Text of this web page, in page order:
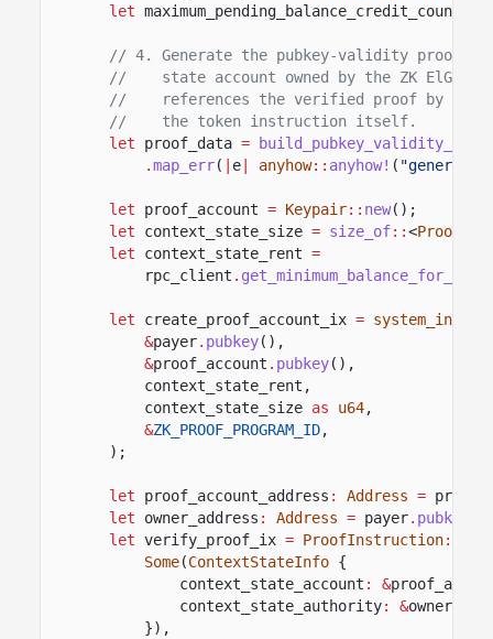
let maximum_pending_balance_credit_counter
// 4. Generate the pubkey-validity proof,
//    state account owned by the ZK
//    references the verified proof by
//    the token instruction itself.
let
proof_data =
.map_err( e anyhow:: anyhow! (
let proof_account = Keypair:: new();
let
context_state_size = size_of::<
let
context_state_rent =
rpc_client .
let create_proof_account_ix =
&payer. pubkey(),
&proof_account . pubkey(),
context_state_rent,
context_state_size as u64,
&ZK_PROOF_PROGRAM_ID,
);
let proof_account_address : Address =
let
owner_address : Address = payer. pubkey
let verify_proof_ix = ProofInstruction::
Some(ContextStateInfo {
context_state_account : &
context_state_authority: &
}),